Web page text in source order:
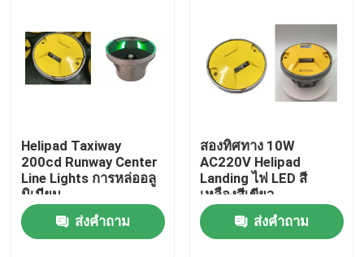
Helipad Taxiway
200cd Runway Center
Line Lights การหล่ออลู
มิเนียม
ส่งคำถาม
สองทิศทาง 10W
AC220V Helipad
Landing ไฟ LED สี
เหลืองสีเขียว
ส่งคำถาม